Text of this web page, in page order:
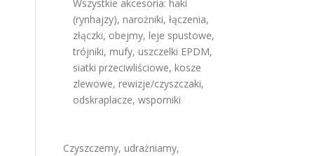
Wszystkie akcesoria: haki
(rynhajzy), narożniki, łączenia,
złączki, obejmy, leje spustowe,
trójniki, mufy, uszczelki EPDM,
siatki przeciwliściowe, kosze
zlewowe, rewizje/czyszczaki,
odskraplacze, wsporniki
Czyszczemy, udrażniamy,